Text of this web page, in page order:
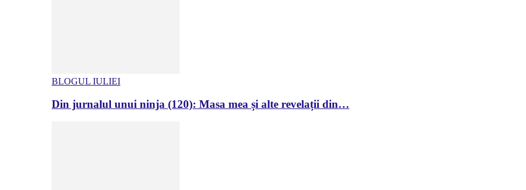
BLOGUL IULIEI
Din jurnalul unui ninja (120): Masa mea și alte revelații din…